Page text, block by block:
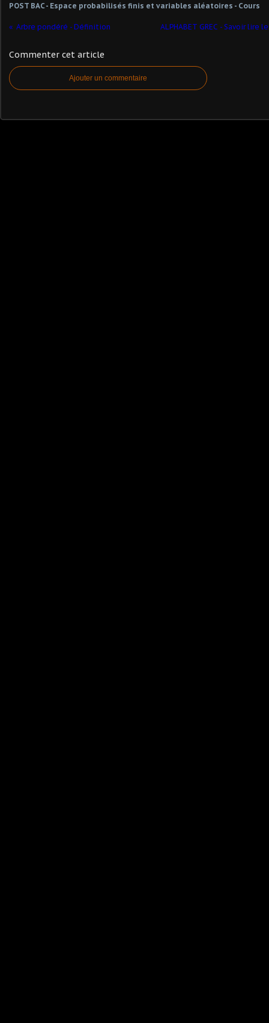
POST BAC - Espace probabilisés finis et variables aléatoires - Cours
Arbre pondéré - Définition ALPHABET GREC - Savoir
Commenter cet article
Ajouter un commentaire